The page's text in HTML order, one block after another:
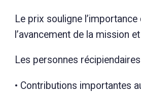
Le prix souligne
l’avancement de la mission
Les personnes
• Contributions importantes